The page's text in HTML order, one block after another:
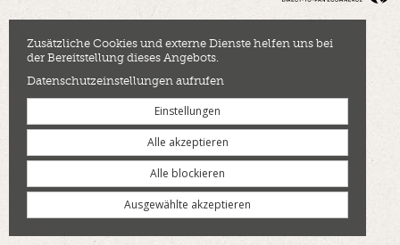
Zusätzliche Cookies und externe Dienste helfen uns bei
der Bereitstellung dieses Angebots.
Datenschutzeinstellungen aufrufen
Einstellungen
Alle akzeptieren
Alle blockieren
Ausgewählte akzeptieren